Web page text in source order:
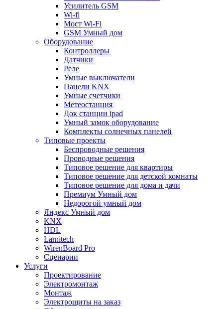
Усилитель GSM
Wi-fi
Мост Wi-Fi
GSM Умный дом
Оборудование
Контроллеры
Датчики
Реле
Умные выключатели
Панели KNX
Умные счетчики
Метеостанция
Док станции ipad
Умный замок оборудование
Комплекты солнечных панелей
Типовые проекты
Беспроводные решения
Проводные решения
Типовое решение для квартиры
Типовое решение для детской комнаты
Типовое решение для дома и дачи
Премиум Умный дом
Недорогой умный дом
Яндекс Умный дом
KNX
HDL
Larnitech
WirenBoard Pro
Сценарии
Услуги
Проектирование
Электромонтаж
Монтаж
Электрощиты на заказ